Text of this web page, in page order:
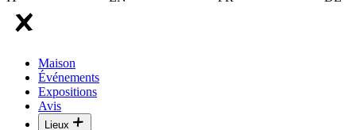
Maison
Événements
Expositions
Avis
Lieux